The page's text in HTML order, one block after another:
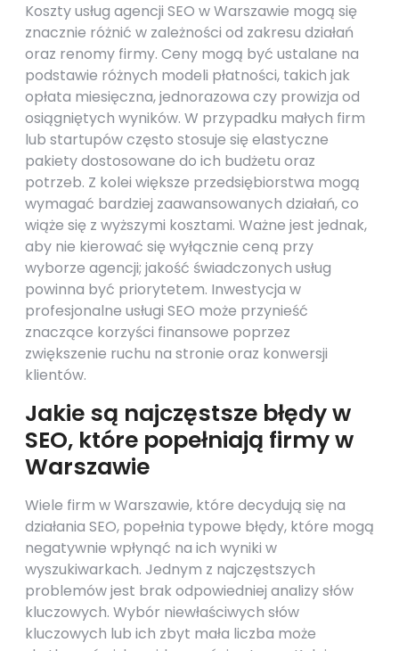
Koszty usług agencji SEO w Warszawie mogą się
znacznie różnić w zależności od zakresu działań
oraz renomy firmy. Ceny mogą być ustalane na
podstawie różnych modeli płatności, takich jak
opłata miesięczna, jednorazowa czy prowizja od
osiągniętych wyników. W przypadku małych firm
lub startupów często stosuje się elastyczne
pakiety dostosowane do ich budżetu oraz
potrzeb. Z kolei większe przedsiębiorstwa mogą
wymagać bardziej zaawansowanych działań, co
wiąże się z wyższymi kosztami. Ważne jest jednak,
aby nie kierować się wyłącznie ceną przy
wyborze agencji; jakość świadczonych usług
powinna być priorytetem. Inwestycja w
profesjonalne usługi SEO może przynieść
znaczące korzyści finansowe poprzez
zwiększenie ruchu na stronie oraz konwersji
klientów.
Jakie są najczęstsze błędy w
SEO, które popełniają firmy w
Warszawie
Wiele firm w Warszawie, które decydują się na
działania SEO, popełnia typowe błędy, które mogą
negatywnie wpłynąć na ich wyniki w
wyszukiwarkach. Jednym z najczęstszych
problemów jest brak odpowiedniej analizy słów
kluczowych. Wybór niewłaściwych słów
kluczowych lub ich zbyt mała liczba może